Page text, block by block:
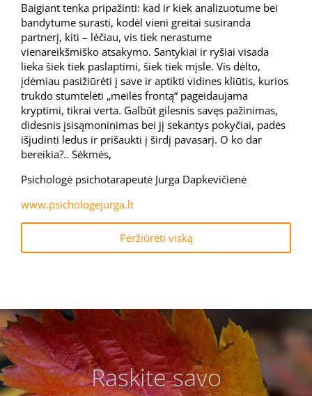
Baigiant tenka pripažinti: kad ir kiek analizuotume bei
bandytume surasti, kodėl vieni greitai susiranda
partnerį, kiti – lėčiau, vis tiek nerastume
vienareikšmiško atsakymo. Santykiai ir ryšiai visada
lieka šiek tiek paslaptimi, šiek tiek mįsle. Vis dėlto,
įdėmiau pasižiūrėti į save ir aptikti vidines kliūtis, kurios
trukdo stumtelėti „meilės frontą“ pageidaujama
kryptimi, tikrai verta. Galbūt gilesnis savęs pažinimas,
didesnis įsisąmoninimas bei jį sekantys pokyčiai, padės
išjudinti ledus ir prišaukti į širdį pavasarį. O ko dar
bereikia?.. Sėkmės,
Psichologė psichotarapeutė Jurga Dapkevičienė
www.psichologejurga.lt
Peržiūrėti viską
Raskite savo